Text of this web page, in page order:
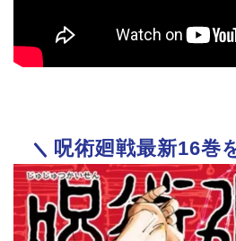
呪術廻戦最新16巻